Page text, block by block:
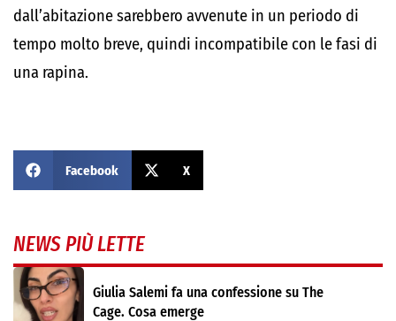
dall’abitazione sarebbero avvenute in un periodo di
tempo molto breve, quindi incompatibile con le fasi di
una rapina.
Facebook X
NEWS PIÙ LETTE
Giulia Salemi fa una confessione su The
Cage. Cosa emerge